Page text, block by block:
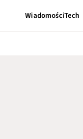
WiadomościTech